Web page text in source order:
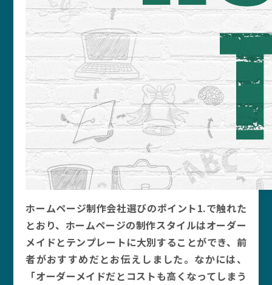
ホームページ制作会社選びのポイント1.で触れた
とおり、ホームページの制作スタイルはオーダー
メイドとテンプレートに大別することができ、前
者がおすすめだとお伝えしました。なかには、
「オーダーメイドだとコストも高くなってしまう